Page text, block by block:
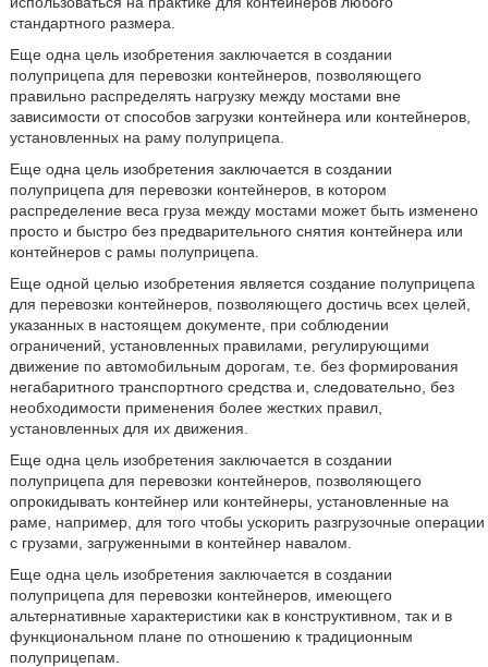
стандартного размера.
Еще одна цель изобретения заключается в создании
полуприцепа для перевозки контейнеров, позволяющего
правильно распределять нагрузку между мостами вне
зависимости от способов загрузки контейнера или контейнеров,
установленных на раму полуприцепа.
Еще одна цель изобретения заключается в создании
полуприцепа для перевозки контейнеров, в котором
распределение веса груза между мостами может быть изменено
просто и быстро без предварительного снятия контейнера или
контейнеров с рамы полуприцепа.
Еще одной целью изобретения является создание полуприцепа
для перевозки контейнеров, позволяющего достичь всех целей,
указанных в настоящем документе, при соблюдении
ограничений, установленных правилами, регулирующими
движение по автомобильным дорогам, т.е. без формирования
негабаритного транспортного средства и, следовательно, без
необходимости применения более жестких правил,
установленных для их движения.
Еще одна цель изобретения заключается в создании
полуприцепа для перевозки контейнеров, позволяющего
опрокидывать контейнер или контейнеры, установленные на
раме, например, для того чтобы ускорить разгрузочные операции
с грузами, загруженными в контейнер навалом.
Еще одна цель изобретения заключается в создании
полуприцепа для перевозки контейнеров, имеющего
альтернативные характеристики как в конструктивном, так и в
функциональном плане по отношению к традиционным
полуприцепам.